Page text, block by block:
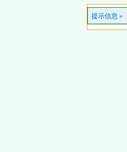
提示信息 »